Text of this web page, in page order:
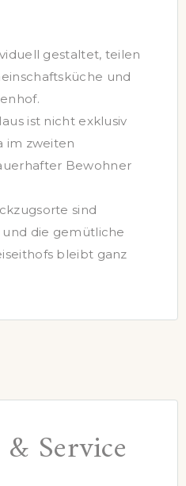
gestaltet, teilen
und
ist nicht exklusiv
im zweiten
Bewohner
sind
die gemütliche
bleibt ganz
Service